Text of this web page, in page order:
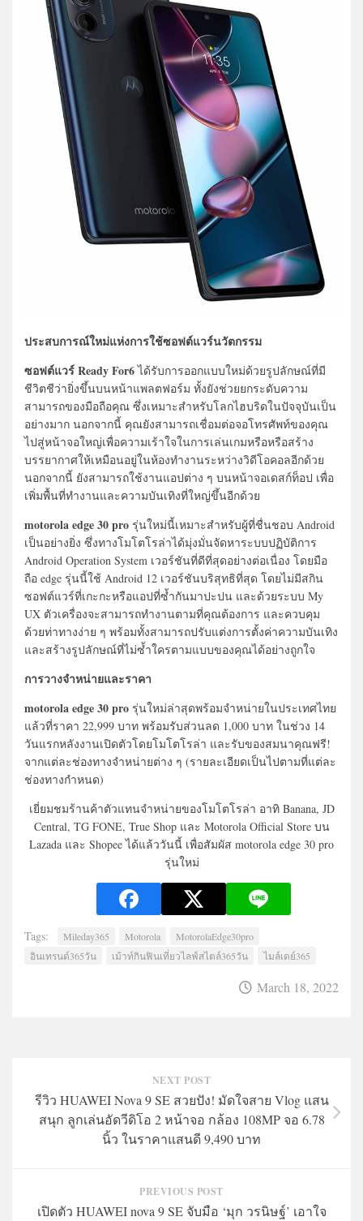
ประสบการณ์ใหม่แห่งการใช้ซอฟต์แวร์นวัตกรรม
ซอฟต์แวร์ Ready For6ได้รับการออกแบบใหม่ด้วยรูปลักษณ์ที่มี
ชีวิตชีว่ายิ่งขึ้นบนหน้าแพลตฟอร์ม ทั้งยังช่วยยกระดับความ
สามารถของมือถือคุณ ซึ่งเหมาะสำหรับโลกไฮบริดในปัจจุบันเป็น
อย่างมาก นอกจากนี้ คุณยังสามารถเชื่อมต่อจอโทรศัพท์ของคุณ
ไปสู่หน้าจอใหญ่เพื่อความเร้าใจในการเล่นเกมหรือหรือสร้าง
บรรยากาศให้เหมือนอยู่ในห้องทำงานระหว่างวิดีโอคอลอีกด้วย
นอกจากนี้ ยังสามารถใช้งานแอปต่าง ๆ บนหน้าจอเดสก์ท็อป เพื่อ
เพิ่มพื้นที่ทำงานและความบันเทิงที่ใหญ่ขึ้นอีกด้วย
motorola edge 30 pro รุ่นใหม่นี้เหมาะสำหรับผู้ที่ชื่นชอบ Android
เป็นอย่างยิ่ง ซึ่งทางโมโตโรล่าได้มุ่งมั่นจัดหาระบบปฏิบัติการ
Android Operation System เวอร์ชันที่ดีที่สุดอย่างต่อเนื่อง โดยมือ
ถือ edge รุ่นนี้ใช้ Android 12 เวอร์ชันบริสุทธิที่สุด โดยไม่มีสกิน
ซอฟต์แวร์ที่เกะกะหรือแอปที่ซ้ำกันมาปะปน และด้วยระบบ My
UX ตัวเครื่องจะสามารถทำงานตามที่คุณต้องการ และควบคุม
ด้วยท่าทางง่าย ๆ พร้อมทั้งสามารถปรับแต่งการตั้งค่าความบันเทิง
และสร้างรูปลักษณ์ที่ไม่ซ้ำใครตามแบบของคุณได้อย่างถูกใจ
การวางจำหน่ายและราคา
motorola edge 30 pro รุ่นใหม่ล่าสุดพร้อมจำหน่ายในประเทศไทย
แล้วที่ราคา 22,999 บาท พร้อมรับส่วนลด 1,000 บาท ในช่วง 14
วันแรกหลังงานเปิดตัวโดยโมโตโรล่า และรับของสมนาคุณฟรี!
จากแต่ละช่องทางจำหน่ายต่าง ๆ (รายละเอียดเป็นไปตามที่แต่ละ
ช่องทางกำหนด)
เยี่ยมชมร้านค้าตัวแทนจำหน่ายของโมโตโรล่า อาทิ Banana, JD
Central, TG FONE, True Shop และ Motorola Official Store บน
Lazada และ Shopee ได้แล้ววันนี้ เพื่อสัมผัส motorola edge 30 pro
รุ่นใหม่
Tags: Mileday365 Motorola
MotorolaEdge30pro
อินเทรนด์365วัน
เม้าท์กินฟินเที่ยวไลฟ์สไตล์365วัน ไมล์เดย์365
March 18, 2022
NEXT POST
รีวิว HUAWEI Nova 9 SE สวยปัง! มัดใจสาย Vlog แสน
สนุก ลูกเล่นอัดวีดิโอ 2 หน้าจอ กล้อง 108MP จอ 6.78
นิ้ว ในราคาแสนดี 9,490 บาท
PREVIOUS POST
เปิดตัว HUAWEI nova 9 SE จับมือ ‘มุก วรนิษฐ์’ เอาใจ